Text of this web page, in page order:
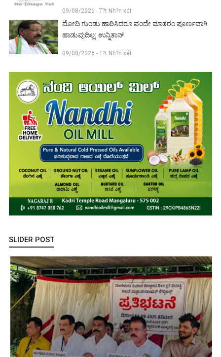
09/08/2026 - T?t Nh?n xét
ಮೋದಿ ಗುಂಡು ಹಾರಿಸಿದರೂ ವಂದೇ ಮಾತರಂ ಪೂರ್ಣವಾಗಿ
ಹಾಡುವುದಿಲ್ಲ: ಉನ್ನಿತಾನ್
09/08/2026 - T?t Nh?n xét
SLIDER POST